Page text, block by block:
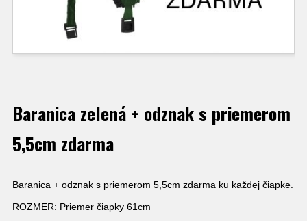
Baranica zelená + odznak s priemerom
5,5cm zdarma
Baranica + odznak s priemerom 5,5cm zdarma ku každej čiapke.
ROZMER: Priemer čiapky 61cm